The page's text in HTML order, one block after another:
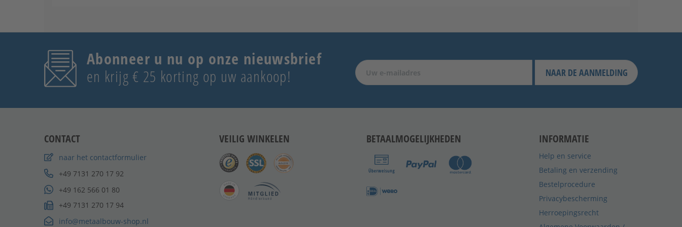
Abonneer u nu op onze nieuwsbrief
en krijg € 25 korting op uw aankoop!
NAAR DE AANMELDING
CONTACT
naar het contactformulier
+49 7131 270 17 92
+49 162 566 01 80
+49 7131 270 17 94
info@metaalbouw-shop.nl
VEILIG WINKELEN BETAALMOGELIJKHEDEN INFORMATIE
Help en service
Betaling en verzending
Bestelprocedure
Privacybescherming
Herroepingsrecht